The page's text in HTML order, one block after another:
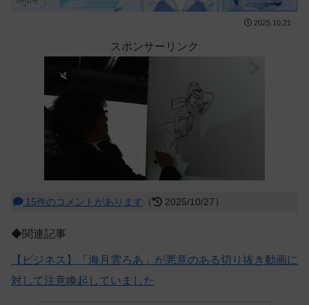
2025.10.21
スポンサーリンク
15件のコメントがあります （ 2025/10/27）
◆関連記事
【ビジネス】「海月雲ろあ」が悪意のある切り抜き動画に
対して注意喚起していました